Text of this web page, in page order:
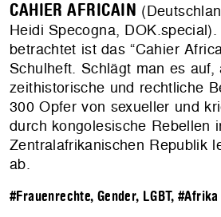
CAHIER AFRICAIN
Heidi Specogna,
betrachtet ist das “Cahier
Schulheft. Schlägt man es
zeithistorische und rechtliche
300 Opfer von sexueller und
durch kongolesische Rebellen
Zentralafrikanischen Republik
ab.
#Frauenrechte, Gender, LGBT, #Afrika